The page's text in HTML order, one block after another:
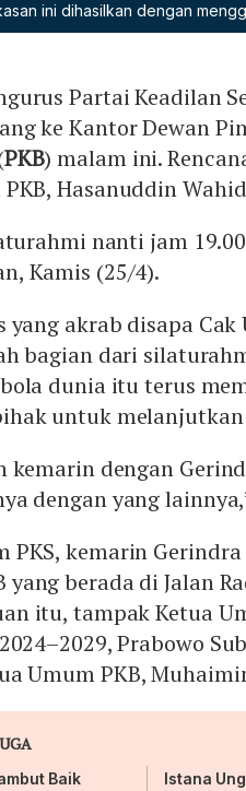
ini dihasilkan dengan
Partai Keadilan
ke Kantor Dewan
PKB) malam ini.
PKB, Hasanuddin
nanti jam
Kamis (25/4).
yang akrab disapa
bagian dari
dunia itu terus
untuk
kemarin dengan
dengan yang
PKS, kemarin
yang berada di Jalan
itu, tampak Ketua
Prabowo
Umum PKB,
Baik
Istana